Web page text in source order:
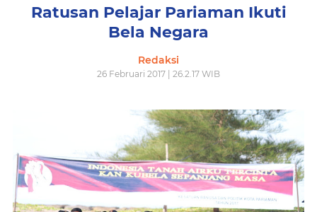
Ratusan Pelajar Pariaman Ikuti
Bela Negara
Redaksi
26 Februari 2017 | 26.2.17 WIB